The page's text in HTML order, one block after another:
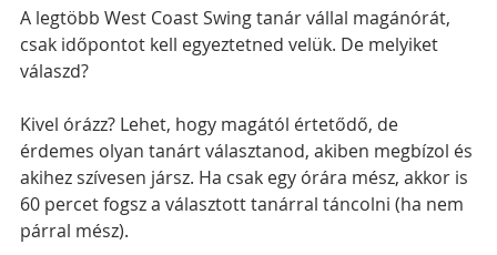
A legtöbb West Coast Swing tanár vállal magánórát,
csak időpontot kell egyeztetned velük. De melyiket
válaszd?
Kivel órázz? Lehet, hogy magától értetődő, de
érdemes olyan tanárt választanod, akiben megbízol és
akihez szívesen jársz. Ha csak egy órára mész, akkor is
60 percet fogsz a választott tanárral táncolni (ha nem
párral mész).